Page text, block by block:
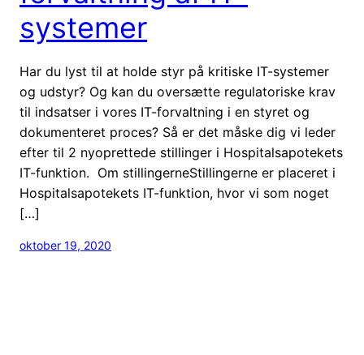
systemer
Har du lyst til at holde styr på kritiske IT-systemer
og udstyr? Og kan du oversætte regulatoriske krav
til indsatser i vores IT-forvaltning i en styret og
dokumenteret proces? Så er det måske dig vi leder
efter til 2 nyoprettede stillinger i Hospitalsapotekets
IT-funktion. Om stillingerneStillingerne er placeret i
Hospitalsapotekets IT-funktion, hvor vi som noget
[…]
oktober 19, 2020